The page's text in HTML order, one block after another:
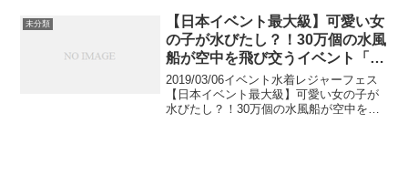
染みの深い街です。港町シアトルといえ
ば、クラムチ...
未分類
【日本イベント最大級】可愛い女
の子が水びたし？！30万個の水風
船が空中を飛び交うイベント「ウ
ォーターラン」は恋人同士でも楽
しめちゃう夏イベント
2019/03/06イベント水着レジャーフェス
【日本イベント最大級】可愛い女の子が
水びたし？！30万個の水風船が空中を飛